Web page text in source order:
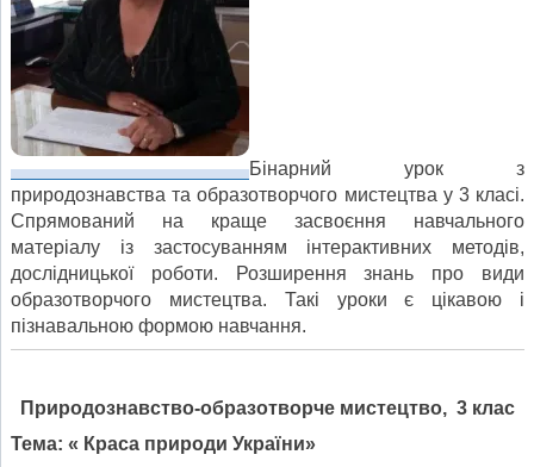
Бінарний урок з
природознавства та образотворчого мистецтва у 3 класі.
Спрямований на краще засвоєння навчального
матеріалу із застосуванням інтерактивних методів,
дослідницької роботи. Розширення знань про види
образотворчого мистецтва. Такі уроки є цікавою і
пізнавальною формою навчання.
Природознавство-образотворче мистецтво, 3 клас
Тема: « Краса природи України»